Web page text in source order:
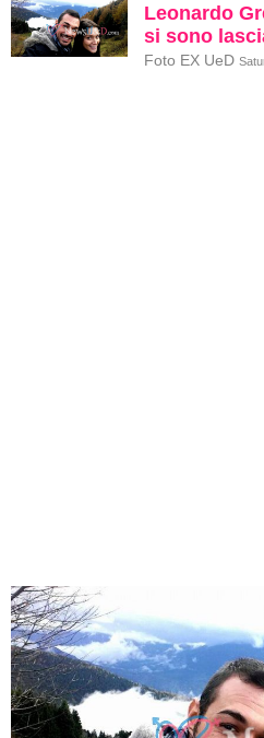
Leonardo
si sono
Foto EX UeD